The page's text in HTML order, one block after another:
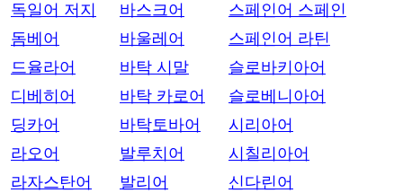
독일어 저지
돔베어
드율라어
디베히어
딩카어
라오어
라자스탄어
바스크어
바울레어
바탁 시말
바탁 카로어
바탁토바어
발루치어
발리어
스페인어 스페인
스페인어 라틴
슬로바키아어
슬로베니아어
시리아어
시칠리아어
신다린어